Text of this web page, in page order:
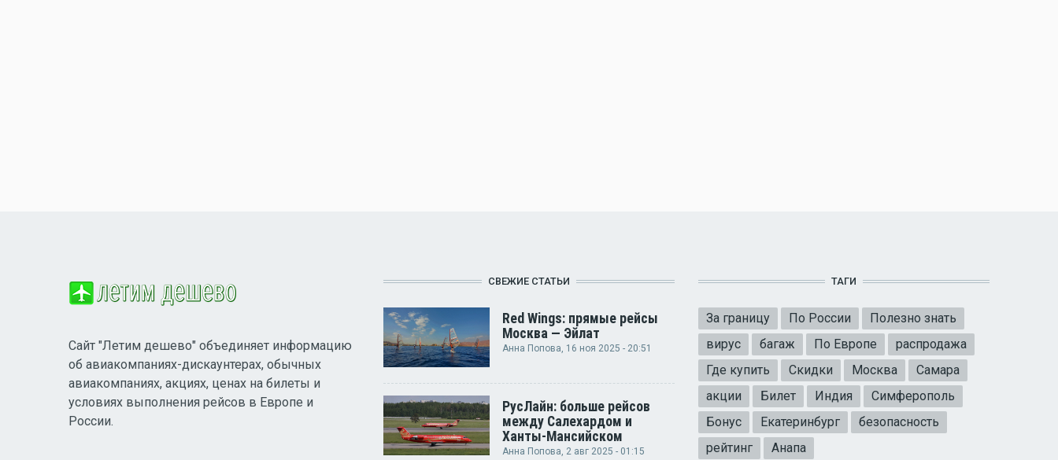
Сайт "Летим дешево" объединяет информацию
об авиакомпаниях-дискаунтерах, обычных
авиакомпаниях, акциях, ценах на билеты и
условиях выполнения рейсов в Европе и
России.
СВЕЖИЕ СТАТЬИ
Red Wings: прямые рейсы
Москва — Эйлат
Анна Попова, 16 ноя 2025 - 20:51
РусЛайн: больше рейсов
между Салехардом и
Ханты-Мансийском
Анна Попова, 2 авг 2025 - 01:15
ТАГИ
За границу По России
Полезно знать
вирус
багаж По Европе
распродажа
Где купить
Скидки Москва
Самара
акции
Билет Индия
Симферополь
Бонус
Екатеринбург
безопасность
рейтинг
Анапа